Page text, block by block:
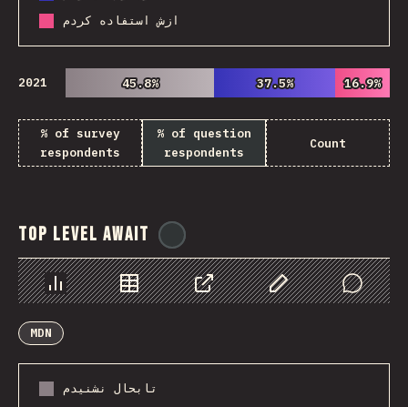
ازش استفاده کردم
2021 45.8%
45.8% 37.5%
37.5% 16.9%
16.9%
% of survey
respondents
% of question
respondents
Count
Top Level Await
Chart Data Share Customize Data
Comments
MDN
تابحال نشنیدم